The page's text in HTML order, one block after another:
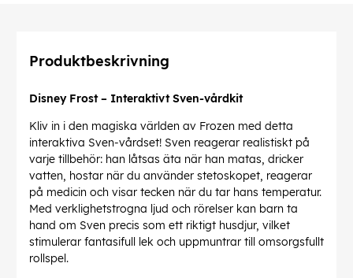
Produktbeskrivning
Disney Frost – Interaktivt Sven-vårdkit
Kliv in i den magiska världen av Frozen med detta
interaktiva Sven-vårdset! Sven reagerar realistiskt på
varje tillbehör: han låtsas äta när han matas, dricker
vatten, hostar när du använder stetoskopet, reagerar
på medicin och visar tecken när du tar hans temperatur.
Med verklighetstrogna ljud och rörelser kan barn ta
hand om Sven precis som ett riktigt husdjur, vilket
stimulerar fantasifull lek och uppmuntrar till omsorgsfullt
rollspel.